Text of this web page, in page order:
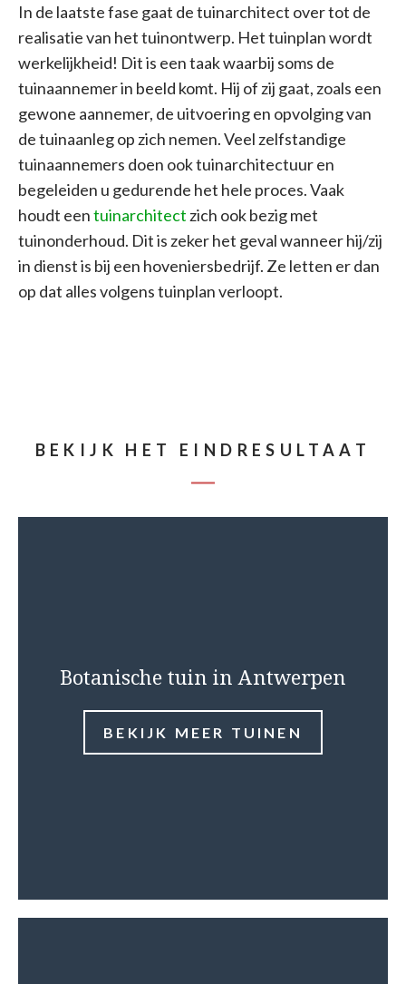
In de laatste fase gaat de tuinarchitect over tot de
realisatie van het tuinontwerp. Het tuinplan wordt
werkelijkheid! Dit is een taak waarbij soms de
tuinaannemer in beeld komt. Hij of zij gaat, zoals een
gewone aannemer, de uitvoering en opvolging van
de tuinaanleg op zich nemen. Veel zelfstandige
tuinaannemers doen ook tuinarchitectuur en
begeleiden u gedurende het hele proces. Vaak
houdt eentuinarchitect zich ook bezig met
tuinonderhoud. Dit is zeker het geval wanneer hij/zij
in dienst is bij een hoveniersbedrijf. Ze letten er dan
op dat alles volgens tuinplan verloopt.
BEKIJK HET EINDRESULTAAT
Botanische tuin in Antwerpen
BEKIJK MEER TUINEN